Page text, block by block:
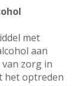
met
aan
zorg in
het optreden